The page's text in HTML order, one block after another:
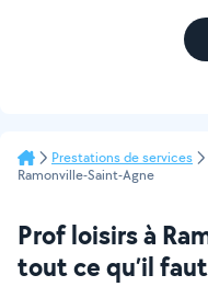
Prestations de services
Ramonville-Saint-Agne
Prof loisirs à
tout ce qu’il